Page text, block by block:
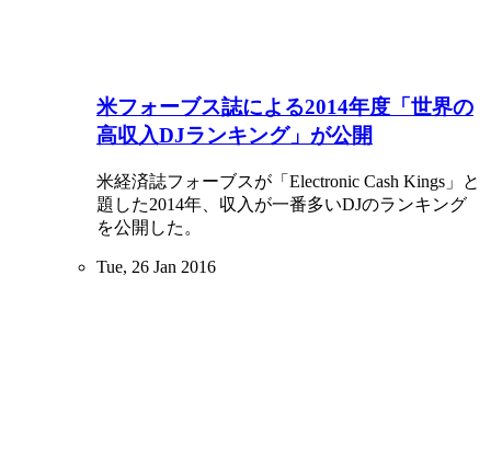
米フォーブス誌による2014年度「世界の
高収入DJランキング」が公開
米経済誌フォーブスが「Electronic Cash Kings」と
題した2014年、収入が一番多いDJのランキング
を公開した。
Tue, 26 Jan 2016